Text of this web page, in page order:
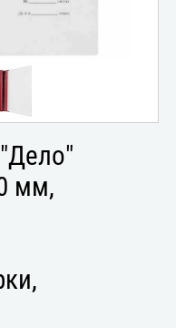
мм,